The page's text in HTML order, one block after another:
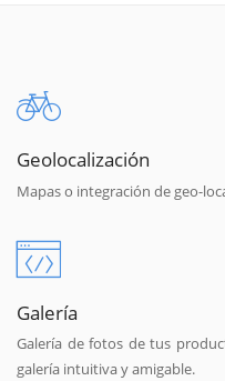
Geolocalización
Mapas o integración de geo-
Galería
Galería de fotos de tus
galería intuitiva y amigable.